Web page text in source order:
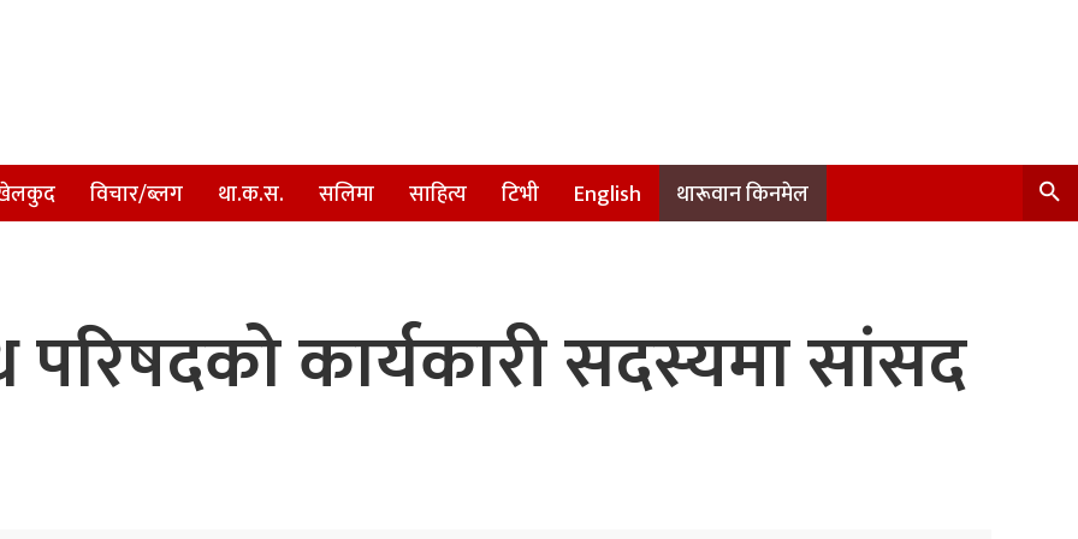
विचार/ब्लग था.क.स. सलिमा साहित्य टिभी English थारूवान किनमेल
परिषदको कार्यकारी सदस्यमा सांसद